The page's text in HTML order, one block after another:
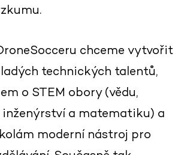
chceme vytvořit
technických talentů,
o STEM obory (vědu,
inženýrství a matematiku) a
moderní nástroj pro